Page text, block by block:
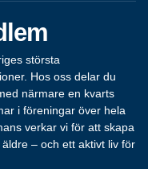
största
Hos oss delar du
närmare en kvarts
i föreningar över hela
verkar vi för att skapa
– och ett aktivt liv för